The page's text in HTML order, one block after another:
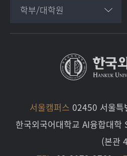
학부/대학원
서울캠퍼스 02450 서울특
한국외국어대학교 AI융합대
(본관